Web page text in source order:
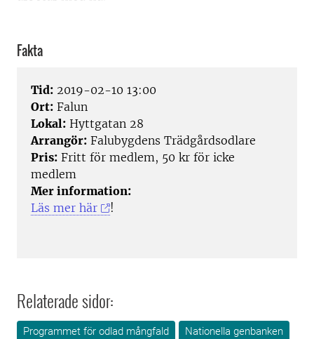
Fakta
Tid: 2019-02-10 13:00
Ort: Falun
Lokal: Hyttgatan 28
Arrangör: Falubygdens Trädgårdsodlare
Pris: Fritt för medlem, 50 kr för icke
medlem
Mer information:
Läs mer här
!
Relaterade sidor:
Programmet för odlad mångfald Nationella genbanken